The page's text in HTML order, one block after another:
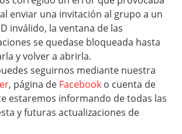
enviar una invitación al grupo a un
inválido, la ventana de las
se quedase bloqueada hasta
y volver a abrirla.
seguirnos mediante nuestra
, página de Facebook o cuenta de
estaremos informando de todas las
y futuras actualizaciones de